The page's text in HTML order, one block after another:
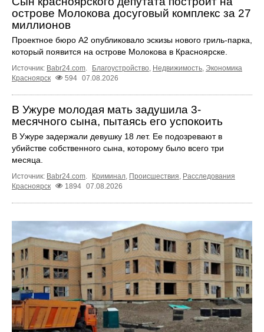
острове Молокова досуговый комплекс за 27
миллионов
Проектное бюро А2 опубликовало эскизы нового гриль-парка,
который появится на острове Молокова в Красноярске.
Источник: Babr24.com. Благоустройство, Недвижимость, Экономика
Красноярск
594 07.08.2026
В Ужуре молодая мать задушила 3-
месячного сына, пытаясь его успокоить
В Ужуре задержали девушку 18 лет. Ее подозревают в
убийстве собственного сына, которому было всего три
месяца.
Источник: Babr24.com. Криминал, Происшествия, Расследования
Красноярск
1894 07.08.2026